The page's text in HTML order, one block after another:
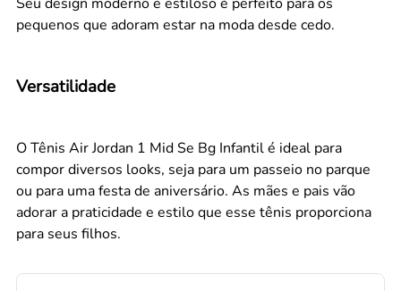
pequenos que adoram estar na moda desde cedo.
Versatilidade
O Tênis Air Jordan 1 Mid Se Bg Infantil é ideal para
compor diversos looks, seja para um passeio no parque
ou para uma festa de aniversário. As mães e pais vão
adorar a praticidade e estilo que esse tênis proporciona
para seus filhos.